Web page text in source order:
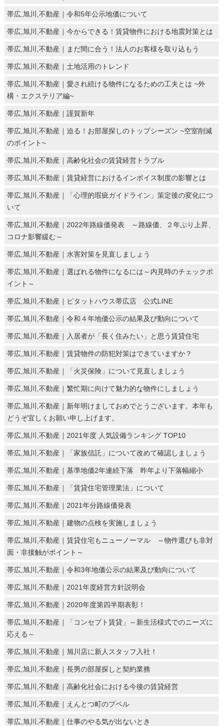
帯広,旭川,不動産｜令和5年公示地価について
帯広,旭川,不動産｜今からできる！賃貸物件における地震対策とは
帯広,旭川,不動産｜まだ間に合う！法人のお客様を取り込もう
帯広,旭川,不動産｜土地活用のトレンド
帯広,旭川,不動産｜愛され続ける物件になるための工夫とは ~外
構・エクステリア編~
帯広,旭川,不動産｜謹賀新年
帯広,旭川,不動産｜迫る！お部屋探しのトップシーズン ~空室削減
のポイント~
帯広,旭川,不動産｜高齢化社会の賃貸経営トラブル
帯広,旭川,不動産｜賃貸経営におけるインボイス制度の影響とは
帯広,旭川,不動産｜「心理的瑕疵ガイドライン」策定後の変化につ
いて
帯広,旭川,不動産｜2022年路線価発表 ～路線価、２年ぶり上昇、
コロナ影響緩む～
帯広,旭川,不動産｜水害対策を見直しましょう
帯広,旭川,不動産｜選ばれる物件になるには～内見時のチェックポ
イント～
帯広,旭川,不動産｜ピタットハウス帯広店 公式LINE
帯広,旭川,不動産｜令和４年地価公示の結果及び動向について
帯広,旭川,不動産｜入居者が「長く住みたい」と思う賃貸住宅
帯広,旭川,不動産｜賃貸物件の防犯対策はできていますか？
帯広,旭川,不動産｜「火災保険」について見直しましょう
帯広,旭川,不動産｜繁忙期に向けて魅力的な物件にしましょう
帯広,旭川,不動産｜新年明けましておめでとうございます。本年も
どうぞ宜しくお願い申し上げます。
帯広,旭川,不動産｜2021年度 人気設備ランキング TOP10
帯広,旭川,不動産｜「家族信託」について改めて確認しましょう
帯広,旭川,不動産｜基準地価2年連続下落 昨年より下落幅縮小
帯広,旭川,不動産｜「賃貸住宅管理業法」について
帯広,旭川,不動産｜2021年分路線価発表
帯広,旭川,不動産｜建物の点検を実施しましょう
帯広,旭川,不動産｜賃貸住宅もニューノーマル ～物件選びも非対
面・非接触がポイント～
帯広,旭川,不動産｜令和3年地価公示の結果及び動向について
帯広,旭川,不動産｜2021年度経営方針説明会
帯広,旭川,不動産｜2020年度第四半期表彰！
帯広,旭川,不動産｜「コンセプト賃貸」～新生活様式でのニーズに
応える～
帯広,旭川,不動産｜旭川店に新人スタッフ入社！
帯広,旭川,不動産｜長男の部屋探しと契約業務
帯広,旭川,不動産｜高齢化社会における今後の賃貸経営
帯広,旭川,不動産｜えんとつ町のプペル
帯広,旭川,不動産｜仕事のやる気が出ないとき